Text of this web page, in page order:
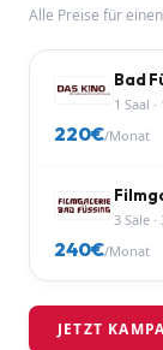
Alle Preise für
Bad
1 Saal ·
220€/Monat
3 Säle ·
240€/Monat
JETZT